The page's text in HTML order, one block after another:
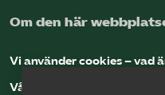
Om den här
Vi använder cookies – vad
Vår dataskyddspolicy